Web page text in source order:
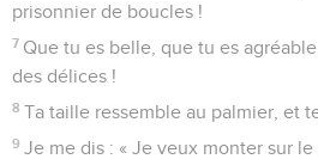
prisonnier de boucles !
7 Que tu es belle, que tu es
des délices !
8 Ta taille ressemble au palmier, et
9 Je me dis : « Je veux monter sur